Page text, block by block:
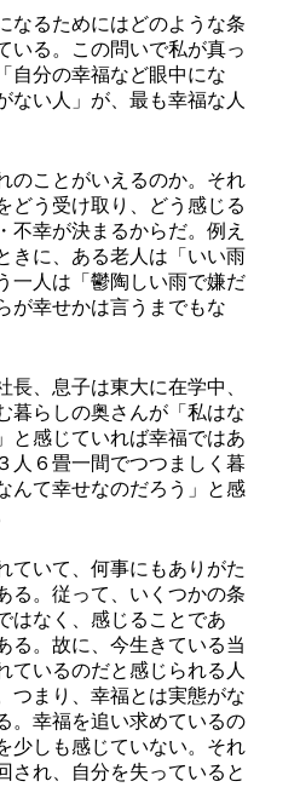
なるためにはどのような条
いる。この問いで私が真っ
自分の幸福など眼中にな
ない人」が、最も幸福な人
のことがいえるのか。それ
どう受け取り、どう感じる
不幸が決まるからだ。例え
きに、ある老人は「いい雨
一人は「鬱陶しい雨で嫌だ
が幸せかは言うまでもな
長、息子は東大に在学中、
暮らしの奥さんが「私はな
と感じていれば幸福ではあ
人６畳一間でつつましく暮
んて幸せなのだろう」と感
ていて、何事にもありがた
る。従って、いくつかの条
はなく、感じることであ
る。故に、今生きている当
ているのだと感じられる人
つまり、幸福とは実態がな
。幸福を追い求めているの
少しも感じていない。それ
され、自分を失っていると